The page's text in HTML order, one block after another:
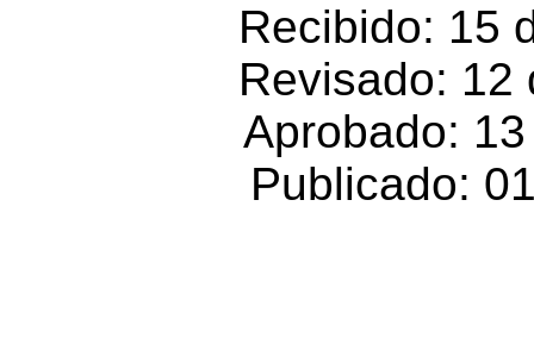
Recibido: 15
Revisado: 12
Aprobado:
Publicado: